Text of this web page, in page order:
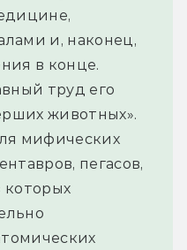
и, наконец,
в конце.
труд его
животных».
мифических
пегасов,
которых